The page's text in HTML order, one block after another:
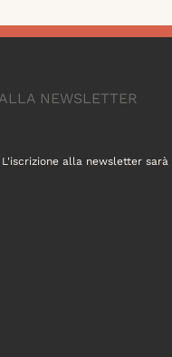
NEWSLETTER
L'iscrizione alla newsletter